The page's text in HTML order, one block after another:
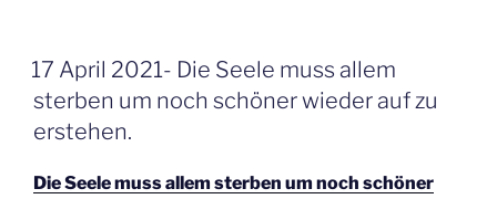
GEPLAATST
OP
17 April 2021- Die Seele muss allem
sterben um noch schöner wieder auf zu
erstehen.
Die Seele muss allem sterben um noch schöner